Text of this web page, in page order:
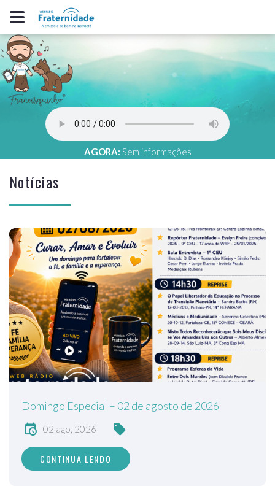
AGORA: Sem informações
Notícias
Domingo Especial – 02 de agosto de 2026
02 ago, 2026
CONTINUA LENDO